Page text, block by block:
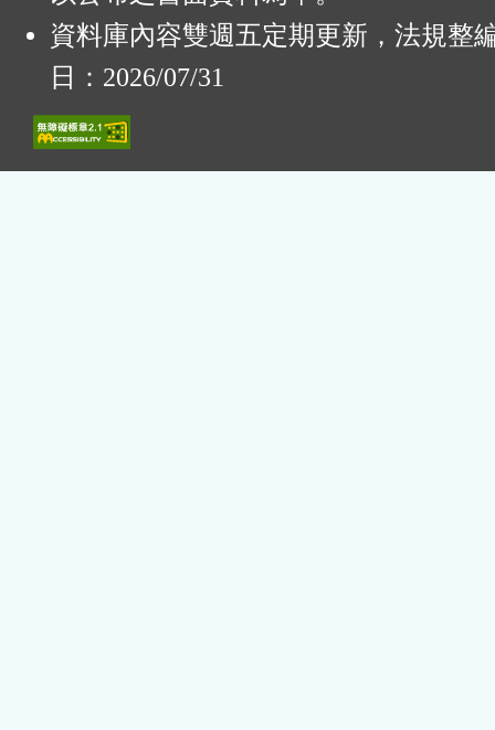
資料庫內容雙週五定期更新，法規整
日：2026/07/31